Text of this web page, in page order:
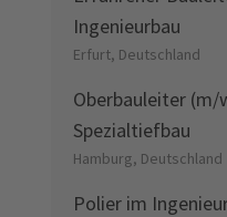
Ingenieurbau
Erfurt, Deutschland
Oberbauleiter (m/
Spezialtiefbau
Hamburg, Deutschland
Polier im